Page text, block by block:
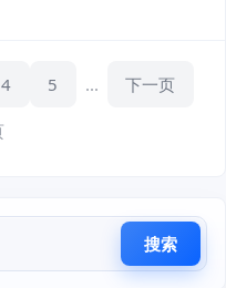
4 5 ... 下一页
搜索